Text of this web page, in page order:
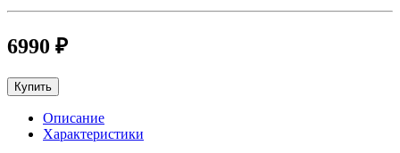
6990 ₽
Купить
Описание
Характеристики